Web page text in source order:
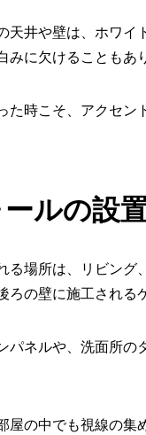
天井や壁は、ホワ
に欠けることもあ
た時こそ、アクセ
ルの設
る場所は、リビン
の壁に施工される
パネルや、洗面所
屋の中でも視線の